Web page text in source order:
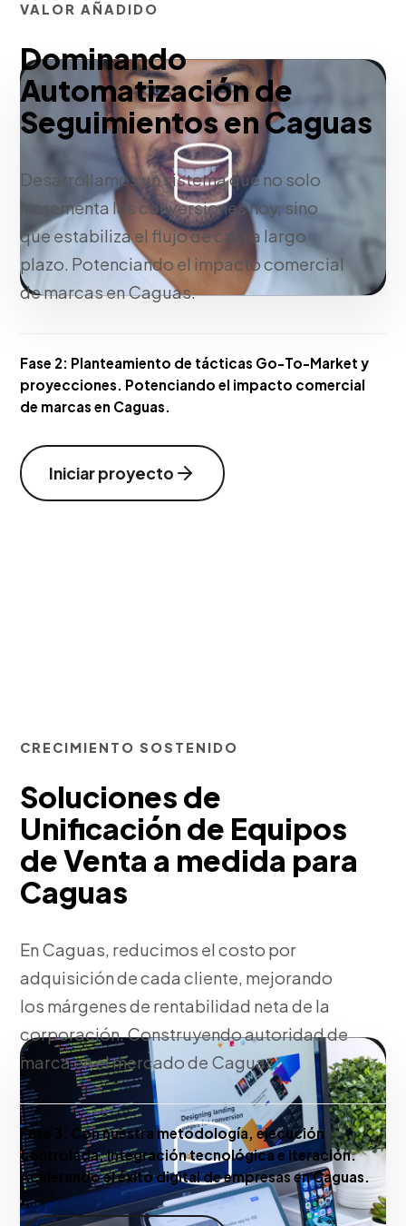
VALOR AÑADIDO
Dominando
Automatización de
Seguimientos en Caguas
Desarrollamos un sistema que no solo
incrementa las conversiones hoy, sino
que estabiliza el flujo de caja a largo
plazo. Potenciando el impacto comercial
de marcas en Caguas.
Fase 2: Planteamiento de tácticas Go-To-Market y
proyecciones. Potenciando el impacto comercial
de marcas en Caguas.
Iniciar proyecto
CRECIMIENTO SOSTENIDO
Soluciones de
Unificación de Equipos
de Venta a medida para
Caguas
En Caguas, reducimos el costo por
adquisición de cada cliente, mejorando
los márgenes de rentabilidad neta de la
corporación. Construyendo autoridad de
marca en el mercado de Caguas.
Fase 3: Con nuestra metodología, ejecución
controlada, integración tecnológica e iteración.
Acelerando el éxito digital de empresas en Caguas.